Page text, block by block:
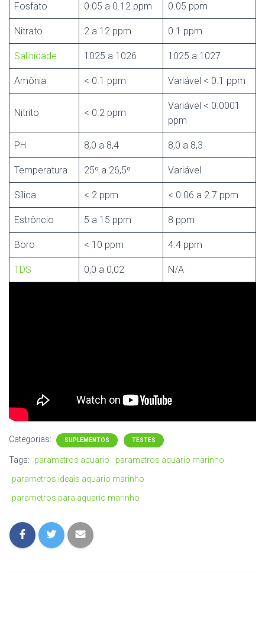
Fosfato 0.05 a 0.12 ppm 0.05 ppm
Nitrato 2 a 12 ppm 0.1 ppm
Salinidade 1025 a 1026 1025 a 1027
Amônia < 0.1 ppm Variável < 0.1 ppm
Nitrito < 0.2 ppm
Variável < 0.0001
ppm
PH 8,0 a 8,4 8,0 a 8,3
Temperatura 25º a 26,5º Variável
Sílica < 2 ppm < 0.06 a 2.7 ppm
Estrôncio 5 a 15 ppm 8 ppm
Boro < 10 ppm 4.4 ppm
TDS 0,0 a 0,02 N/A
Categorias: SUPLEMENTOS TESTES
Tags: parametros aquario
parametros aquario marinho
parametros ideais aquario marinho
parametros para aquario marinho